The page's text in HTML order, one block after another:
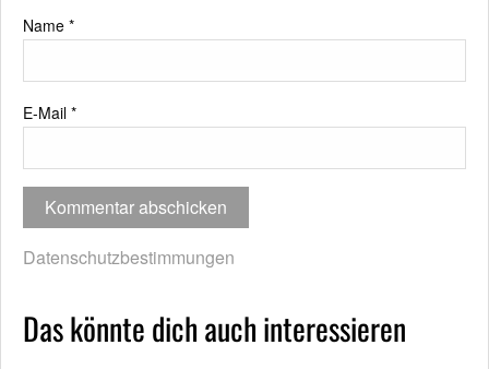
Name *
E-Mail *
Datenschutzbestimmungen
Das könnte dich auch interessieren